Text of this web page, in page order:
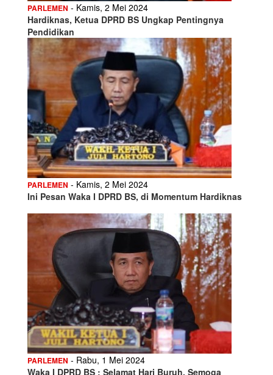
PARLEMEN - Kamis, 2 Mei 2024
Hardiknas, Ketua DPRD BS Ungkap Pentingnya
Pendidikan
PARLEMEN - Kamis, 2 Mei 2024
Ini Pesan Waka I DPRD BS, di Momentum Hardiknas
PARLEMEN - Rabu, 1 Mei 2024
Waka I DPRD BS : Selamat Hari Buruh, Semoga